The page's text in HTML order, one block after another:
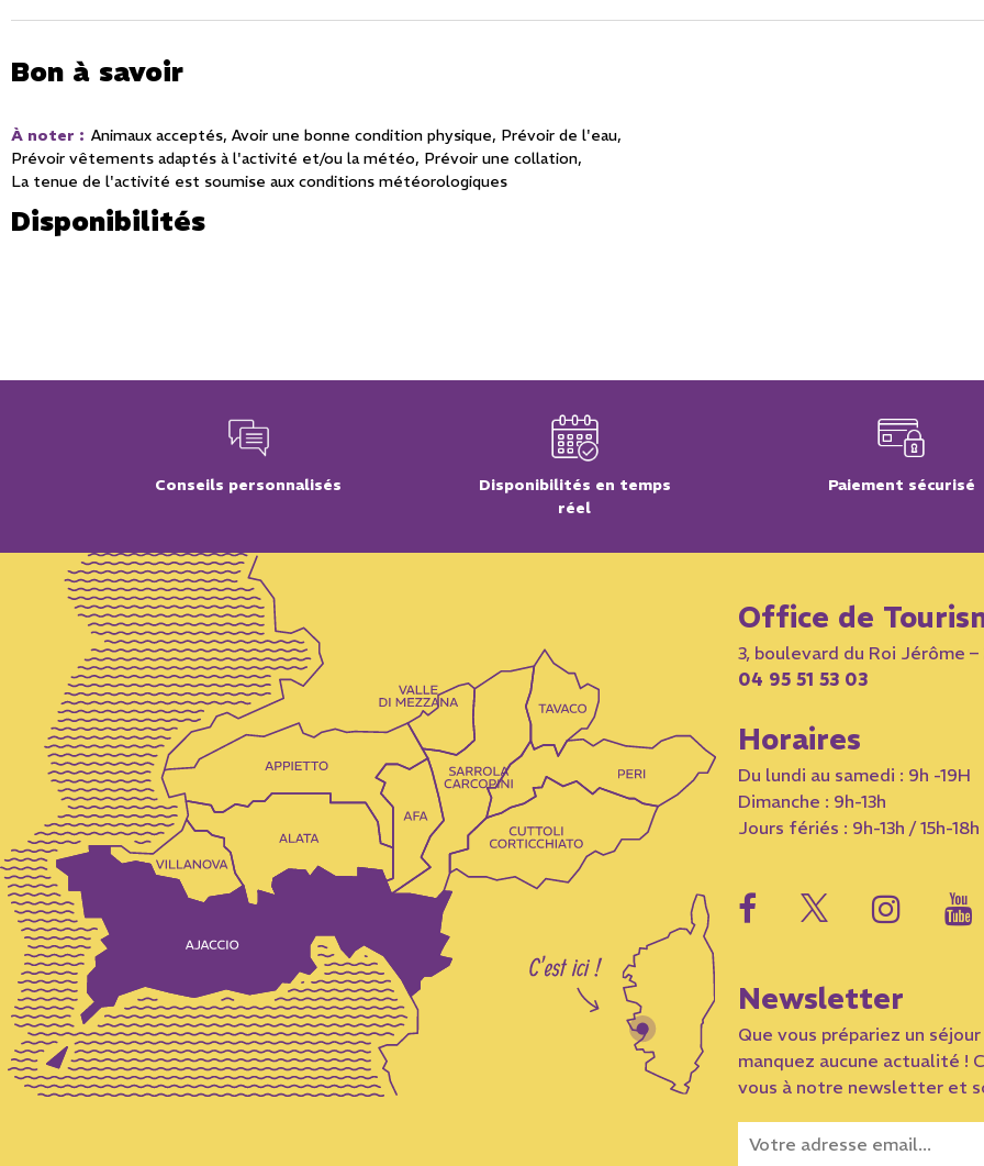
Bon à savoir
À noter : Animaux acceptés Avoir une bonne condition physique Prévoir de l'eau
Prévoir vêtements adaptés à l'activité et/ou la météo Prévoir une collation
La tenue de l'activité est soumise aux conditions météorologiques
Disponibilités
Conseils personnalisés
Disponibilités en temps
réel
Paiement sécurisé
Office de
3, boulevard du Roi Jérôme
04 95 51 53 03
Horaires
Du lundi au samedi : 9h -19H
Dimanche : 9h-13h
Jours fériés : 9h-13h / 15h-18h
Newsletter
Que vous prépariez un
manquez aucune actualité !
vous à notre newsletter et